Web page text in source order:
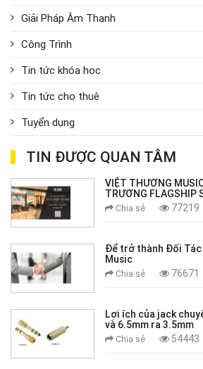
Giải Pháp Âm Thanh
Công Trình
Tin tức khóa học
Tin tức cho thuê
Tuyển dụng
TIN ĐƯỢC QUAN TÂM
VIỆT THƯƠNG
TRƯƠNG FLAGSHIP
Chia sẻ 77219
Để trở thành Đối
Music
Chia sẻ 76671
Lợi ích của jack
và 6.5mm ra 3.5mm
Chia sẻ 54443